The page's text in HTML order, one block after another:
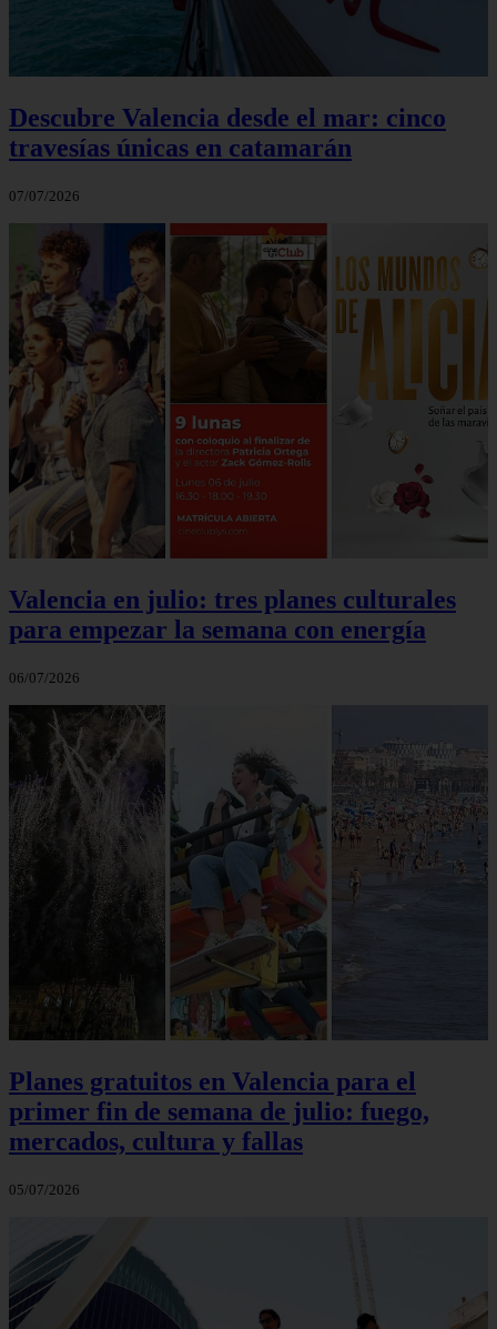
Descubre Valencia desde el mar: cinco
travesías únicas en catamarán
07/07/2026
Valencia en julio: tres planes culturales
para empezar la semana con energía
06/07/2026
Planes gratuitos en Valencia para el
primer fin de semana de julio: fuego,
mercados, cultura y fallas
05/07/2026